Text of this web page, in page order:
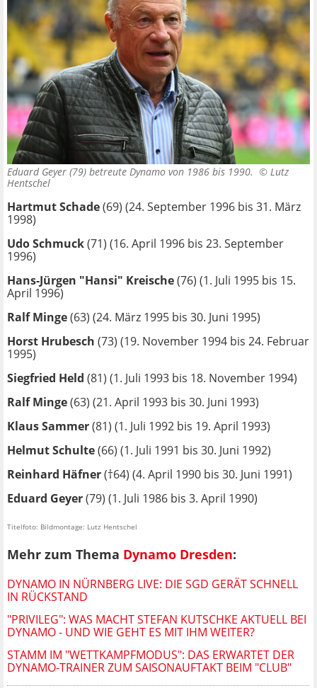
Eduard Geyer (79) betreute Dynamo von 1986 bis 1990. © Lutz
Hentschel
Hartmut Schade(69) (24. September 1996 bis 31. März
1998)
Udo Schmuck(71) (16. April 1996 bis 23. September
1996)
Hans-Jürgen "Hansi" Kreische(76) (1. Juli 1995 bis 15.
April 1996)
Ralf Minge(63) (24. März 1995 bis 30. Juni 1995)
Horst Hrubesch (73) (19. November 1994 bis 24. Februar
1995)
Siegfried Held (81) (1. Juli 1993 bis 18. November 1994)
Ralf Minge(63) (21. April 1993 bis 30. Juni 1993)
Klaus Sammer(81) (1. Juli 1992 bis 19. April 1993)
Helmut Schulte(66) (1. Juli 1991 bis 30. Juni 1992)
Reinhard Häfner(†64) (4. April 1990 bis 30. Juni 1991)
Eduard Geyer(79) (1. Juli 1986 bis 3. April 1990)
Titelfoto: Bildmontage: Lutz Hentschel
Mehr zum Thema Dynamo Dresden:
DYNAMO IN NÜRNBERG LIVE: DIE SGD GERÄT SCHNELL
IN RÜCKSTAND
"PRIVILEG": WAS MACHT STEFAN KUTSCHKE AKTUELL BEI
DYNAMO - UND WIE GEHT ES MIT IHM WEITER?
STAMM IM "WETTKAMPFMODUS": DAS ERWARTET DER
DYNAMO-TRAINER ZUM SAISONAUFTAKT BEIM "CLUB"